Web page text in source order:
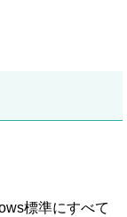
標準にすべて